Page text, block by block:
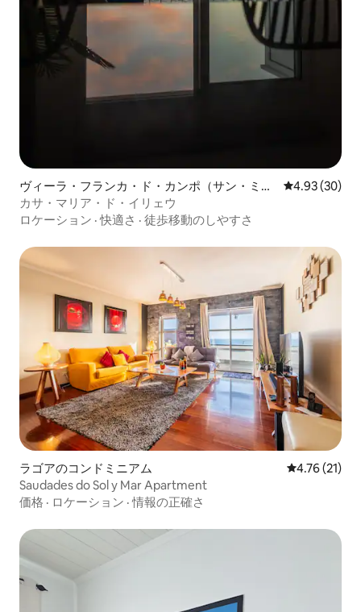
ヴィーラ・フランカ・ド・カンポ（サン・ミゲ
ル）のコンドミニアム
レビュー30
4.93 (30)
カサ・マリア・ド・イリェウ
ロケーション ·快適さ · 徒歩移動のしやすさ
ラゴアのコンドミニアム レビュー21
4.76 (21)
Saudades do Sol y Mar Apartment
価格 · ロケーション ·情報の正確さ